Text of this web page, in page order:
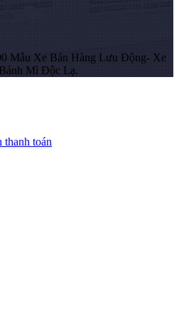
Mẫu Xe Bán Hàng Lưu Động- Xe
Mì Độc Lạ.
thanh toán